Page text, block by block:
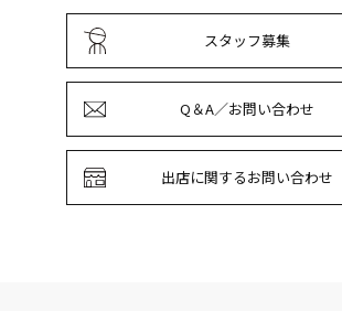
スタッフ募集
Q＆A／お問い合わせ
出店に関するお問い合わせ